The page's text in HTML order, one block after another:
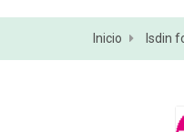
Inicio Isdin